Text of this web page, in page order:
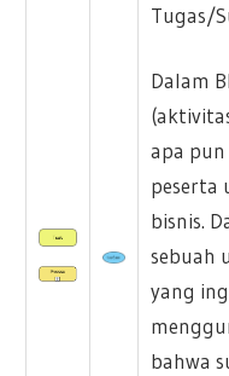
Tugas/
Dalam
apa
peserta
bisnis.
sebuah
yang
bahwa